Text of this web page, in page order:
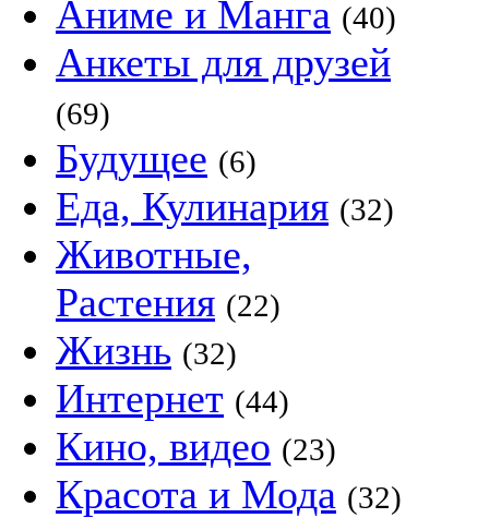
Аниме и Манга (40)
Анкеты для друзей
(69)
Будущее (6)
Еда, Кулинария (32)
Животные,
Растения (22)
Жизнь (32)
Интернет (44)
Кино, видео (23)
Красота и Мода (32)